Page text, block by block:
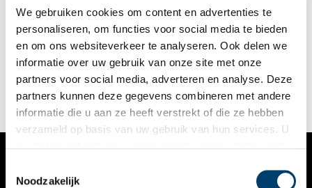
We gebruiken cookies om content en advertenties te
personaliseren, om functies voor social media te bieden
en om ons websiteverkeer te analyseren. Ook delen we
informatie over uw gebruik van onze site met onze
partners voor social media, adverteren en analyse. Deze
partners kunnen deze gegevens combineren met andere
informatie die u aan ze heeft verstrekt of die ze hebben
verzameld op basis van uw gebruik van hun services. U
Noodzakelijk
Op de grens van Noord-Holland en Utrecht in ’t Gooi groeide
ooit een oerbos. Nu wandel je er over makkelijke paden door
het Cronebos of het Smitshuyserbos. Maar wie eeuwen geleden
hier liep, moest zich een weg banen door het dichte woud.
VERHALEN